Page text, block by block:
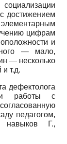
достижением
цифрам
и
— мало,
— несколько
т.д.
дефектолога
работы с
педагогом,
навыков Г.,